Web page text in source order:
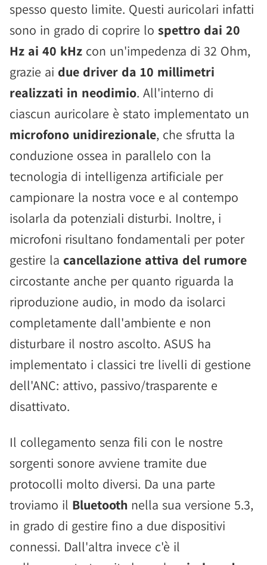
spesso questo limite. Questi auricolari infatti
sono in grado di coprire lo spettro dai 20
Hz ai 40 kHz con un'impedenza di 32 Ohm,
grazie ai due driver da 10 millimetri
realizzati in neodimio. All'interno di
ciascun auricolare è stato implementato un
microfono unidirezionale, che sfrutta la
conduzione ossea in parallelo con la
tecnologia di intelligenza artificiale per
campionare la nostra voce e al contempo
isolarla da potenziali disturbi. Inoltre, i
microfoni risultano fondamentali per poter
gestire la cancellazione attiva del rumore
circostante anche per quanto riguarda la
riproduzione audio, in modo da isolarci
completamente dall'ambiente e non
disturbare il nostro ascolto. ASUS ha
implementato i classici tre livelli di gestione
dell'ANC: attivo, passivo/trasparente e
disattivato.
Il collegamento senza fili con le nostre
sorgenti sonore avviene tramite due
protocolli molto diversi. Da una parte
troviamo il Bluetooth nella sua versione 5.3,
in grado di gestire fino a due dispositivi
connessi. Dall'altra invece c'è il